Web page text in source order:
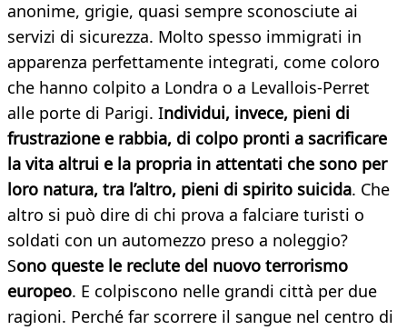
anonime, grigie, quasi sempre sconosciute ai
servizi di sicurezza. Molto spesso immigrati in
apparenza perfettamente integrati, come coloro
che hanno colpito a Londra o a Levallois-Perret
alle porte di Parigi. Individui, invece, pieni di
frustrazione e rabbia, di colpo pronti a sacrificare
la vita altrui e la propria in attentati che sono per
loro natura, tra l’altro, pieni di spirito suicida. Che
altro si può dire di chi prova a falciare turisti o
soldati con un automezzo preso a noleggio?
Sono queste le reclute del nuovo terrorismo
europeo. E colpiscono nelle grandi città per due
ragioni. Perché far scorrere il sangue nel centro di